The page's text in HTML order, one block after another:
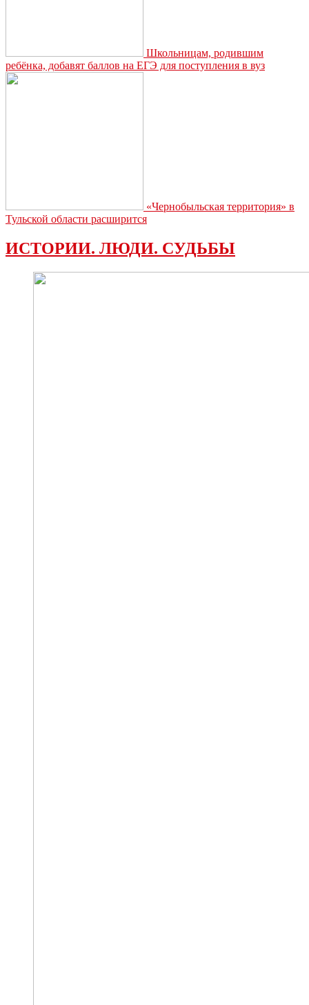
Школьницам, родившим
ребёнка, добавят баллов на ЕГЭ для поступления в вуз
«Чернобыльская территория» в
Тульской области расширится
ИСТОРИИ. ЛЮДИ. СУДЬБЫ